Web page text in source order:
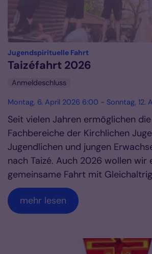
Jugendspirituelle Fahrt:
Taizéfahrt 2026
Anmeldeschluss
Montag, 6. April 2026 6:00 - Sonntag, 12.
Seit vielen Jahren ermöglichen
Fachbereiche der Kirchlichen
Jugendlichen und jungen
nach Taizé. Auch 2026 wollen wir
gemeinsame Fahrt mit
mehr lesen